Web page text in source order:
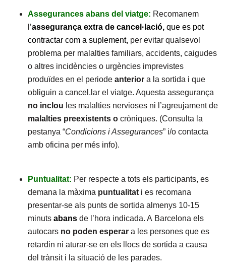
Assegurances abans del viatge: Recomanem
l’assegurança extra de cancel·lació, que es pot
contractar com a suplement, per evitar qualsevol
problema per malalties familiars, accidents, caigudes
o altres incidències o urgències imprevistes
produïdes en el periode anterior a la sortida i que
obliguin a cancel.lar el viatge. Aquesta assegurança
no inclou les malalties nervioses ni l’agreujament de
malalties preexistents o cròniques. (Consulta la
pestanya “Condicions i Assegurances” i/o contacta
amb oficina per més info).
Puntualitat: Per respecte a tots els participants, es
demana la màxima puntualitat i es recomana
presentar-se als punts de sortida almenys 10-15
minuts abans de l’hora indicada. A Barcelona els
autocars no poden esperar a les persones que es
retardin ni aturar-se en els llocs de sortida a causa
del trànsit i la situació de les parades.